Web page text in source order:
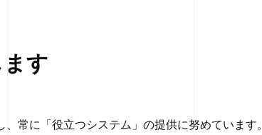
す
常に「役立つシステム」の提供に努めています。